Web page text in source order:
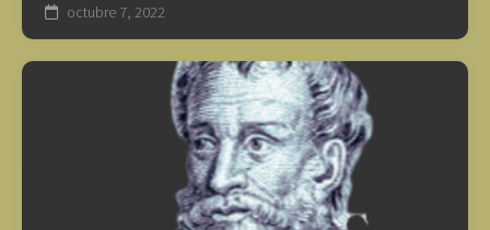
octubre 7, 2022